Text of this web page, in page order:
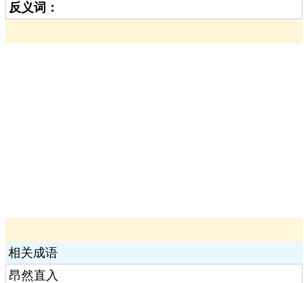
反义词：
相关成语
昂然直入